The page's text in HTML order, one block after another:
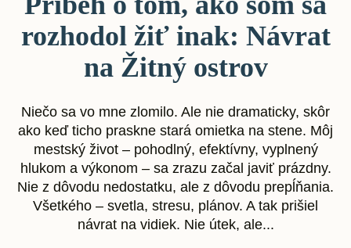
rozhodol žiť inak: Návrat
na Žitný ostrov
Niečo sa vo mne zlomilo. Ale nie dramaticky, skôr
ako keď ticho praskne stará omietka na stene. Môj
mestský život – pohodlný, efektívny, vyplnený
hlukom a výkonom – sa zrazu začal javiť prázdny.
Nie z dôvodu nedostatku, ale z dôvodu prepĺňania.
Všetkého – svetla, stresu, plánov. A tak prišiel
návrat na vidiek. Nie útek, ale...